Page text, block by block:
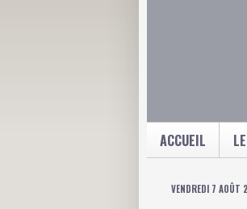
ACCUEIL
VENDREDI 7 AOÛT